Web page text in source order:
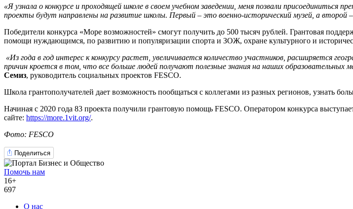
«Я узнала о конкурсе и проходящей школе в своем учебном заведении, меня позвали
проекты будут направлены на развитие школы. Первый – это военно-исторический музей, а второй
Победители конкурса «Море возможностей» смогут получить до 500 тысяч рублей. Грантовая
помощи нуждающимся, по развитию и популяризации спорта и ЗОЖ, охране культурного и
«Из года в год интерес к конкурсу растет, увеличивается количество участников, расширяется
причин кроется в том, что все больше людей получают полезные знания на наших образовательных
Семиз, руководитель социальных проектов FESCO.
Школа грантополучателей дает возможность пообщаться с коллегами из разных регионов, узнать
Начиная с 2020 года 83 проекта получили грантовую помощь FESCO. Оператором конкурса
сайте: https://more.1vit.org/.
Фото: FESCO
Поделиться
Помочь нам
16+
697
О нас